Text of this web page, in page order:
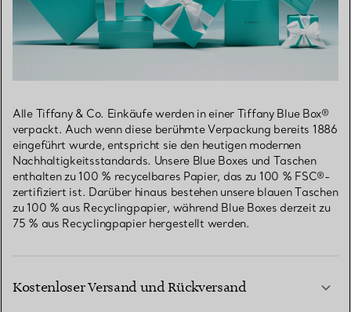
Alle Tiffany & Co. Einkäufe werden in einer Tiffany Blue Box®
verpackt. Auch wenn diese berühmte Verpackung bereits 1886
eingeführt wurde, entspricht sie den heutigen modernen
Nachhaltigkeitsstandards. Unsere Blue Boxes und Taschen
enthalten zu 100 % recycelbares Papier, das zu 100 % FSC®-
zertifiziert ist. Darüber hinaus bestehen unsere blauen Taschen
zu 100 % aus Recyclingpapier, während Blue Boxes derzeit zu
75 % aus Recyclingpapier hergestellt werden.
Kostenloser Versand und Rückversand